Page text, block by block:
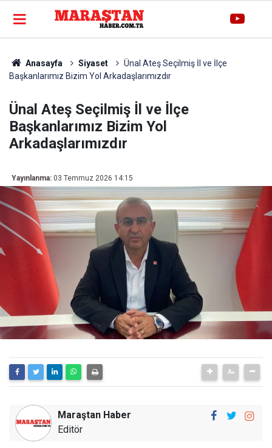
Anasayfa Siyaset
Ünal Ateş Seçilmiş İl ve İlçe
Başkanlarımız Bizim Yol Arkadaşlarımızdır
Ünal Ateş Seçilmiş İl ve İlçe
Başkanlarımız Bizim Yol
Arkadaşlarımızdır
Yayınlanma: 03 Temmuz 2026 14:15
Maraştan Haber
Editör